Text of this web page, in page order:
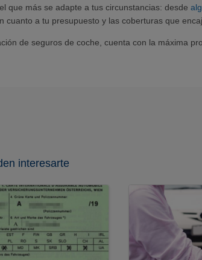
que más se adapte a tus circunstancias: desde
cuanto a tu presupuesto y las coberturas que
de seguros de coche, cuenta con la máxima
interesarte